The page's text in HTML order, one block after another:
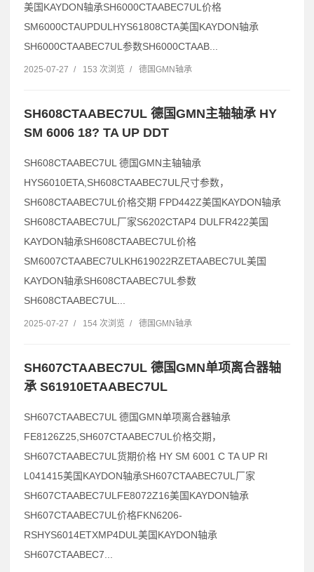
美国KAYDON轴承SH6000CTAABEC7UL价格
SM6000CTAUPDULHYS61808CTA美国KAYDON轴承
SH6000CTAABEC7UL参数SH6000CTAAB...
2025-07-27 / 153 次浏览 / 德国GMN轴承
SH608CTAABEC7UL 德国GMN主轴轴承 HY
SM 6006 18? TA UP DDT
SH608CTAABEC7UL 德国GMN主轴轴承
HYS6010ETA,SH608CTAABEC7UL尺寸参数，
SH608CTAABEC7UL价格交期 FPD442Z美国KAYDON轴承
SH608CTAABEC7UL厂家S6202CTAP4 DULFR422美国
KAYDON轴承SH608CTAABEC7UL价格
SM6007CTAABEC7ULKH619022RZETAABEC7UL美国
KAYDON轴承SH608CTAABEC7UL参数
SH608CTAABEC7UL...
2025-07-27 / 154 次浏览 / 德国GMN轴承
SH607CTAABEC7UL 德国GMN单项离合器轴
承 S61910ETAABEC7UL
SH607CTAABEC7UL 德国GMN单项离合器轴承
FE8126Z25,SH607CTAABEC7UL价格交期，
SH607CTAABEC7UL货期价格 HY SM 6001 C TA UP RI
L041415美国KAYDON轴承SH607CTAABEC7UL厂家
SH607CTAABEC7ULFE8072Z16美国KAYDON轴承
SH607CTAABEC7UL价格FKN6206-
RSHYS6014ETXMP4DUL美国KAYDON轴承
SH607CTAABEC7...